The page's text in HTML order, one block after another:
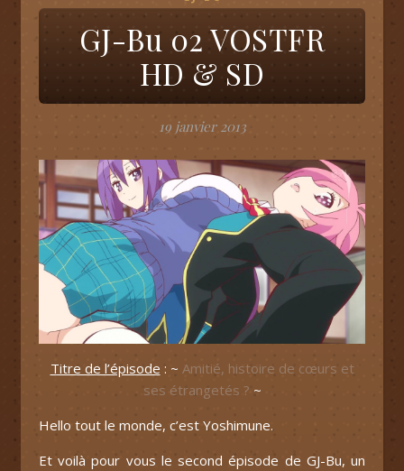
GJ-Bu 02 VOSTFR
HD & SD
19 janvier 2013
Titre de l’épisode : ~ Amitié, histoire de cœurs et
ses étrangetés ? ~
Hello tout le monde, c’est Yoshimune.
Et voilà pour vous le second épisode de GJ-Bu, un